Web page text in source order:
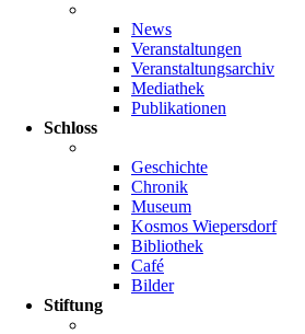
News
Veranstaltungen
Veranstaltungsarchiv
Mediathek
Publikationen
Schloss
Geschichte
Chronik
Museum
Kosmos Wiepersdorf
Bibliothek
Café
Bilder
Stiftung